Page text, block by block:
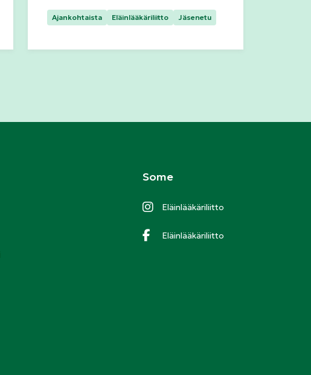
Kategoriat:
Ajankohtaista Eläinlääkäriliitto Jäsenetu
Some
Eläinlääkäriliitto
Eläinlääkäriliitto